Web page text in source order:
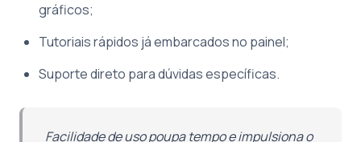
gráficos;
Tutoriais rápidos já embarcados no painel;
Suporte direto para dúvidas específicas.
Facilidade de uso poupa tempo e impulsiona o